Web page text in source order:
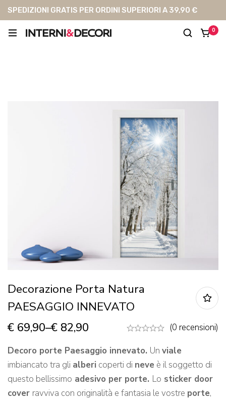
SPEDIZIONI GRATIS PER ORDINI SUPERIORI A 39,90 €
0
Decorazione Porta Natura
PAESAGGIO INNEVATO
€ 69,90–€ 82,90
(0 recensioni)
Decoro porte Paesaggio innevato. Un viale
imbiancato tra gli alberi coperti di neve è il soggetto di
questo bellissimo adesivo per porte. Lo sticker door
cover ravviva con originalità e fantasia le vostre porte,